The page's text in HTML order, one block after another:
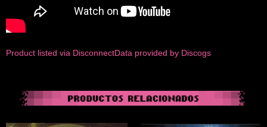
Product listed via DisconnectData provided by Discogs